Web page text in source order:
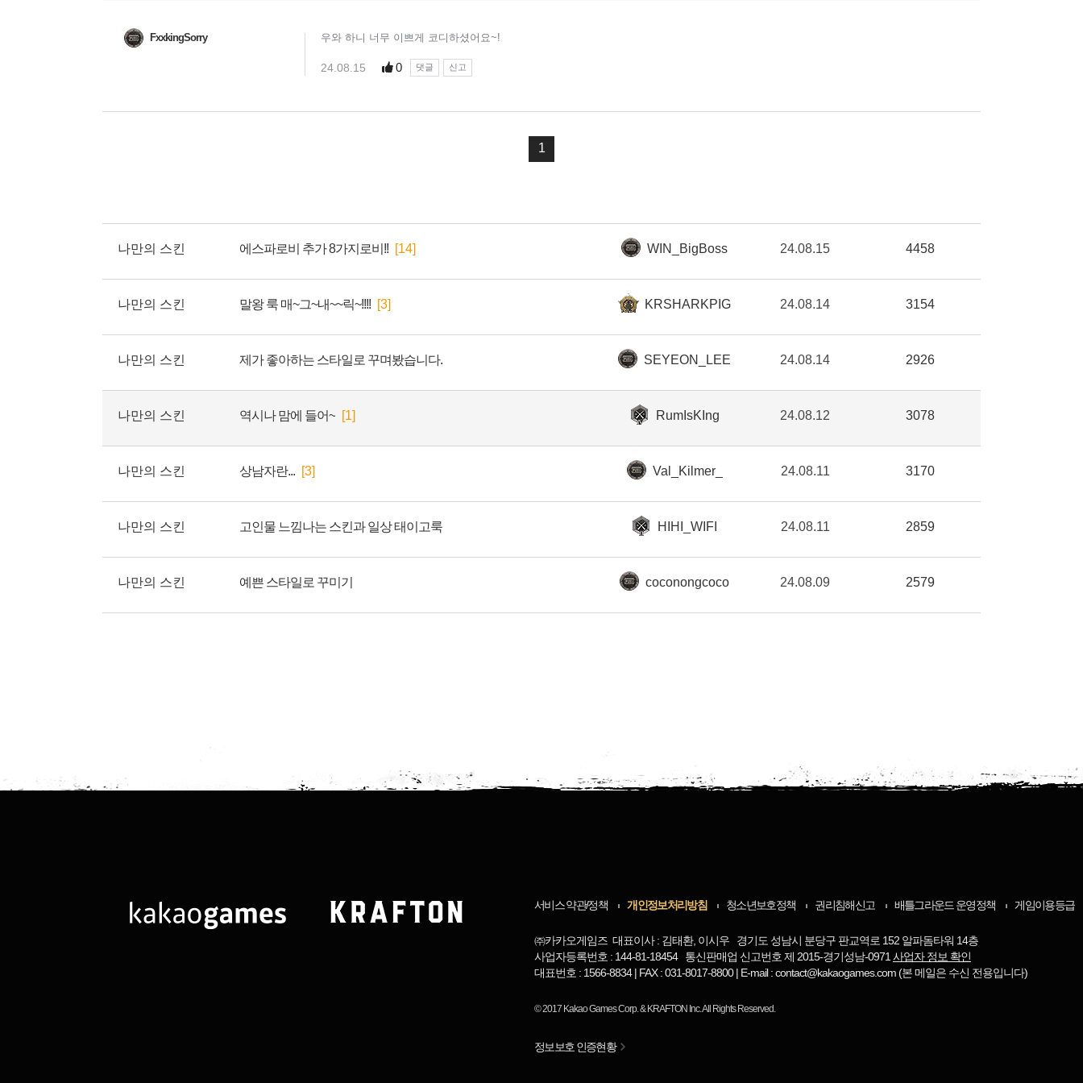
나만의 스킨 에스파로비 추가 8가지로비!! [14] WIN_BigBoss 24.08.15 4458
나만의 스킨 말왕 룩 매~그~내~~릭~!!!! [3] KRSHARKPIG 24.08.14 3154
나만의 스킨 제가 좋아하는 스타일로 꾸며봤습니다. SEYEON_LEE 24.08.14 2926
나만의 스킨 역시나 맘에 들어~ [1] RumIsKIng 24.08.12 3078
나만의 스킨 상남자란... [3] Val_Kilmer_ 24.08.11 3170
나만의 스킨 고인물 느낌나는 스킨과 일상 태이고룩 HIHI_WIFI 24.08.11 2859
나만의 스킨 예쁜 스타일로 꾸미기 coconongcoco 24.08.09 2579
서비스 약관/정책 개인정보처리방침 청소년보호정책 권리침해신고 배틀그라운드 운영정책 게임이용등급
㈜카카오게임즈 대표이사 : 김태환, 이시우 경기도 성남시 분당구 판교역로 152 알파돔타워 14층
사업자등록번호 : 144-81-18454 통신판매업 신고번호 제 2015-경기성남-0971 사업자 정보 확인
대표번호 : 1566-8834 | FAX : 031-8017-8800 | E-mail : contact@kakaogames.com (본 메일은 수신 전용입니다)
© 2017 Kakao Games Corp.& KRAFTON Inc.All Rights Reserved.
정보보호 인증현황